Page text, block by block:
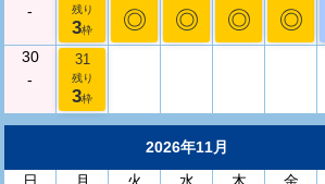
-
残り
3枠 ◎ ◎ ◎ ◎
30
-
31
残り
3枠
2026年11月
日
月 火 水 木 金